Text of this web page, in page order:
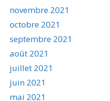
novembre 2021
octobre 2021
septembre 2021
août 2021
juillet 2021
juin 2021
mai 2021